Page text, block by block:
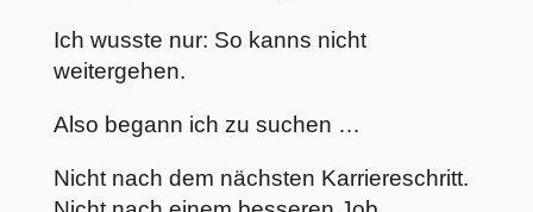
Ich wusste nur: So kanns nicht
weitergehen.
Also begann ich zu suchen …
Nicht nach dem nächsten Karriereschritt.